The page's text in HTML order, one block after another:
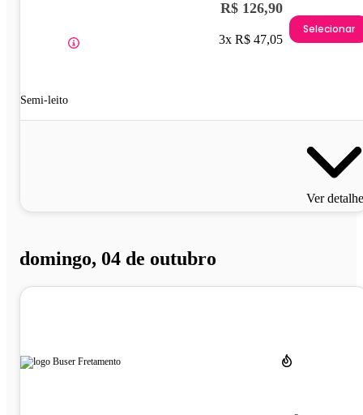
Semi-leito
R$ 126,90
3x R$ 47,05
Selecionar
Ver
domingo, 04 de outubro